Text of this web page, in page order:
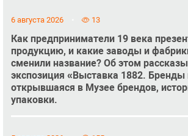
6 августа 2026 13
Как предприниматели 19 века
продукцию, и какие заводы и
сменили название? Об этом
экспозиция «Выставка 1882. Бренды
открывшаяся в Музее брендов,
упаковки.